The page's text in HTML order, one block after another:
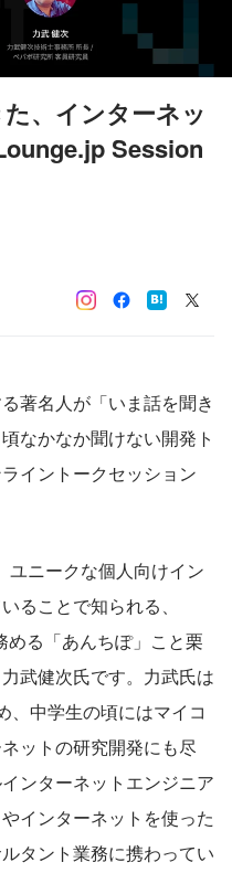
、インターネッ
Session
著名人が「いま話を聞き
なかなか聞けない開発ト
イントークセッション
ユニークな個人向けイン
ることで知られる、
める「あんちぽ」こと栗
武健次氏です。力武氏は
、中学生の頃にはマイコ
ットの研究開発にも尽
ンターネットエンジニア
インターネットを使った
タント業務に携わってい